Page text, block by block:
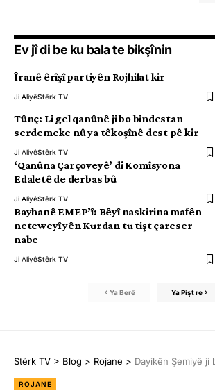
Ev jî di be ku bala te bikşînin
Îranê êrîşî partiyên Rojhilat kir
Ji AliyêStêrk TV
Tûnç: Li gel qanûnê ji bo bindestan
serdemeke nû ya têkoşînê dest pê kir
Ji AliyêStêrk TV
‘Qanûna Çarçoveyê’ di Komîsyona
Edaletê de derbas bû
Ji AliyêStêrk TV
Bayhanê EMEP’î: Bêyî naskirina mafên
neteweyî yên Kurdan tu tişt çareser
nabe
Ji AliyêStêrk TV
Ya Berê Ya Pişt re
Stêrk TV > Blog > Rojane > Dayikên Şemiyê ji bo
ROJANE